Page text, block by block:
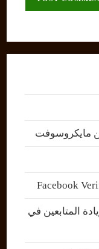
المتابعين في